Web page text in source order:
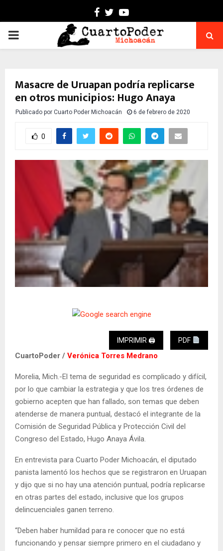
Facebook
TwitterYoutube
PRIMARY
Masacre de Uruapan podría replicarse
en otros municipios: Hugo Anaya
Publicado por Cuarto Poder Michoacán 6 de febrero de 2020
0
IMPRIMIR 🖨 PDF
CuartoPoder / Verónica Torres Medrano
Morelia, Mich.-El tema de seguridad es complicado y difícil,
por lo que cambiar la estrategia y que los tres órdenes de
gobierno acepten que han fallado, son temas que deben
atenderse de manera puntual, destacó el integrante de la
Comisión de Seguridad Pública y Protección Civil del
Congreso del Estado, Hugo Anaya Ávila.
En entrevista para Cuarto Poder Michoacán, el diputado
panista lamentó los hechos que se registraron en Uruapan
y dijo que si no hay una atención puntual, podría replicarse
en otras partes del estado, inclusive que los grupos
delincuenciales ganen terreno.
“Deben haber humildad para re conocer que no está
funcionando y pensar siempre primero en el ciudadano y